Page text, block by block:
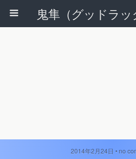
2014年2月24日 • no